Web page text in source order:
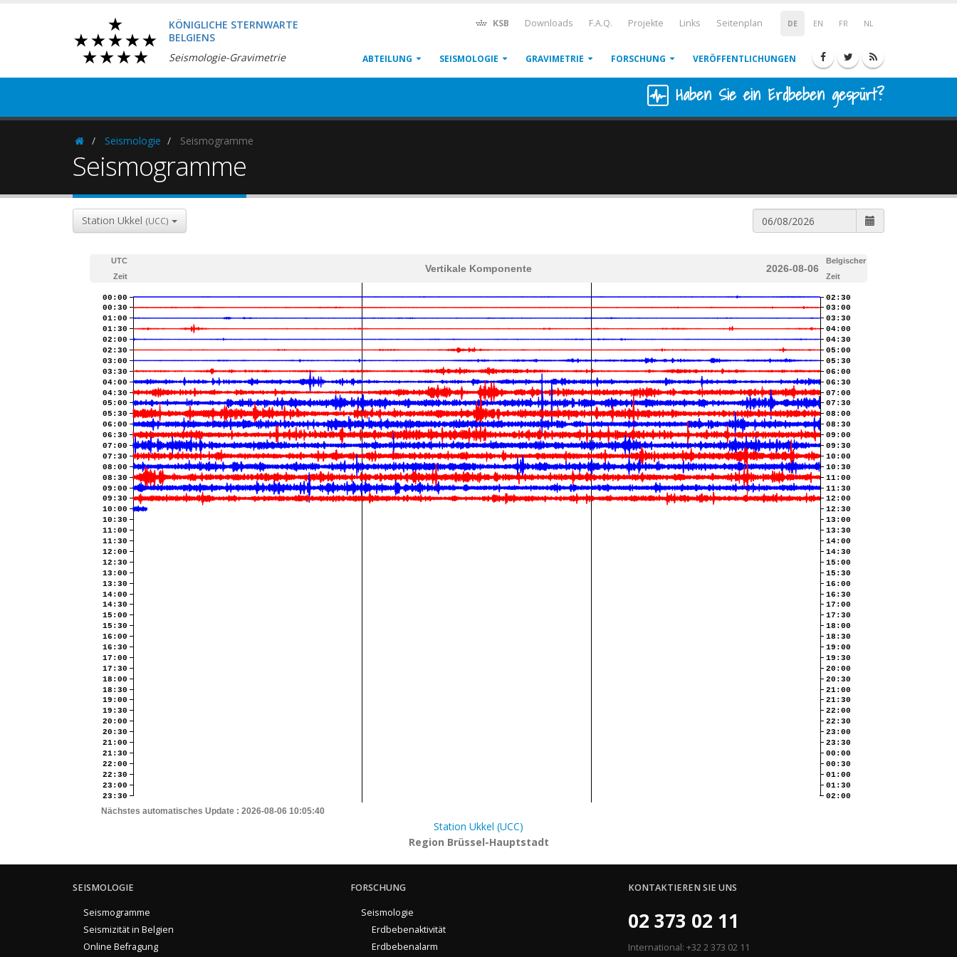
KÖNIGLICHE STERNWARTE
BELGIENS
Seismologie-Gravimetrie
DE EN FR NL
KSB Downloads F.A.Q. Projekte Links Seitenplan
ABTEILUNG SEISMOLOGIE GRAVIMETRIE FORSCHUNG VERÖFFENTLICHUNGEN
Haben Sie ein Erdbeben gespürt?
HomepageSeismologie Seismogramme
Seismogramme
Station Ukkel (UCC)
UTC
Zeit
Vertikale Komponente 2026-08-06
Belgischer
Zeit
00:00
00:30
01:00
01:30
02:00
02:30
03:00
03:30
04:00
04:30
05:00
05:30
06:00
06:30
07:00
07:30
08:00
08:30
09:00
09:30
10:00
10:30
11:00
11:30
12:00
12:30
13:00
13:30
14:00
14:30
15:00
15:30
16:00
16:30
17:00
17:30
18:00
18:30
19:00
19:30
20:00
20:30
21:00
21:30
22:00
22:30
23:00
23:30
02:30
03:00
03:30
04:00
04:30
05:00
05:30
06:00
06:30
07:00
07:30
08:00
08:30
09:00
09:30
10:00
10:30
11:00
11:30
12:00
12:30
13:00
13:30
14:00
14:30
15:00
15:30
16:00
16:30
17:00
17:30
18:00
18:30
19:00
19:30
20:00
20:30
21:00
21:30
22:00
22:30
23:00
23:30
00:00
00:30
01:00
01:30
02:00
Nächstes automatisches Update : 2026-08-06 10:05:40
Station Ukkel (UCC)
Region Brüssel-Hauptstadt
SEISMOLOGIE
Seismogramme
Seismizität in Belgien
Online Befragung
FORSCHUNG
Seismologie
Erdbebenaktivität
Erdbebenalarm
KONTAKTIEREN SIE UNS
02 373 02 11
International: +32 2 373 02 11